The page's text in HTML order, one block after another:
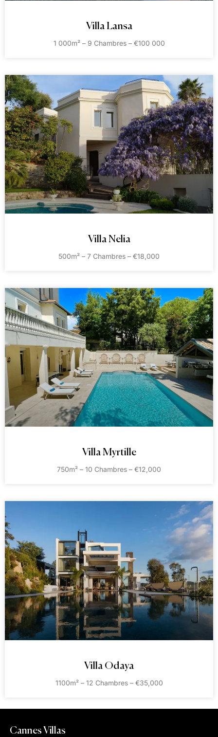
Villa Lansa
1 000m² – 9 Chambres – €100 000
Villa Nelia
500m² – 7 Chambres – €18,000
Villa Myrtille
750m² – 10 Chambres – €12,000
Villa Odaya
1100m² – 12 Chambres – €35,000
Cannes Villas